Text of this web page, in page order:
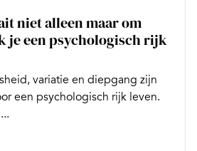
niet alleen maar om
je een psychologisch rijk
variatie en diepgang zijn
een psychologisch rijk leven.